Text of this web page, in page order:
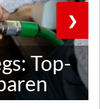
Top-
❯